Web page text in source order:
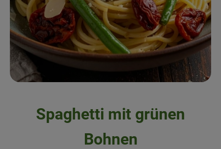
Frisches
Angebote & Neues
Naturwaren
Vorratskammer
Spaghetti mit grünen
Bohnen